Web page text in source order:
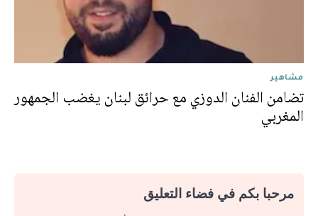
مشاهير
تضامن الفنان الدوزي مع حرائق لبنان يغضب الجمهور
المغربي
مرحبا بكم في فضاء التعليق